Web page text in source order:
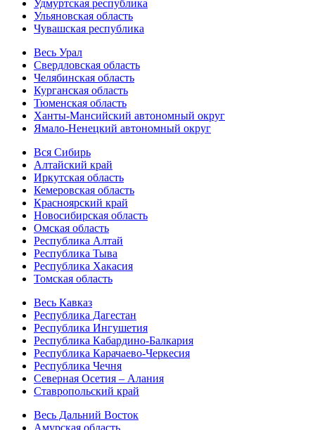
Удмуртская республика
Ульяновская область
Чувашская республика
Весь Урал
Свердловская область
Челябинская область
Курганская область
Тюменская область
Ханты-Мансийский автономный округ
Ямало-Ненецкий автономный округ
Вся Сибирь
Алтайский край
Иркутская область
Кемеровская область
Красноярский край
Новосибирская область
Омская область
Республика Алтай
Республика Тыва
Республика Хакасия
Томская область
Весь Кавказ
Республика Дагестан
Республика Ингушетия
Республика Кабардино-Балкария
Республика Карачаево-Черкесия
Республика Чечня
Северная Осетия – Алания
Ставропольский край
Весь Дальний Восток
Амурская область